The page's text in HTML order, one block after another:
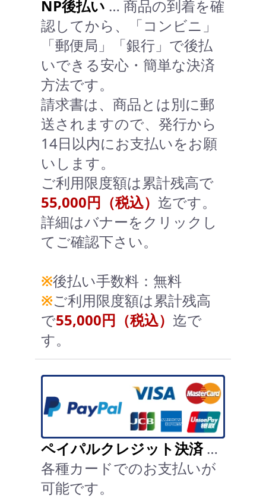
NP後払い … 商品の到着を確
認してから、「コンビニ」
「郵便局」「銀行」で後払
いできる安心・簡単な決済
方法です。
請求書は、商品とは別に郵
送されますので、発行から
14日以内にお支払いをお願
いします。
ご利用限度額は累計残高で
55,000円（税込） 迄です。
詳細はバナーをクリックし
てご確認下さい。
※後払い手数料：無料
※ご利用限度額は累計残高
で55,000円（税込） 迄で
す。
ペイパルクレジット決済…
各種カードでのお支払いが
可能です。